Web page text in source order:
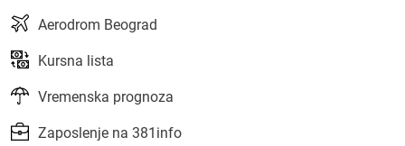
Aerodrom Beograd
Kursna lista
Vremenska prognoza
Zaposlenje na 381info